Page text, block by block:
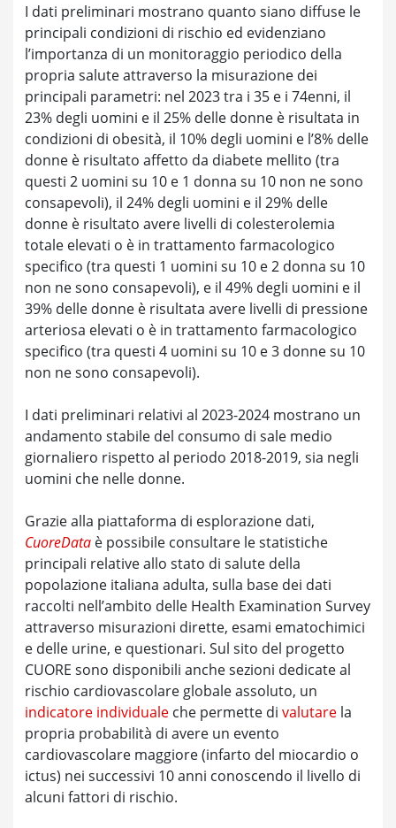
I dati preliminari mostrano quanto siano diffuse le
principali condizioni di rischio ed evidenziano
l’importanza di un monitoraggio periodico della
propria salute attraverso la misurazione dei
principali parametri: nel 2023 tra i 35 e i 74enni, il
23% degli uomini e il 25% delle donne è risultata in
condizioni di obesità, il 10% degli uomini e l’8% delle
donne è risultato affetto da diabete mellito (tra
questi 2 uomini su 10 e 1 donna su 10 non ne sono
consapevoli), il 24% degli uomini e il 29% delle
donne è risultato avere livelli di colesterolemia
totale elevati o è in trattamento farmacologico
specifico (tra questi 1 uomini su 10 e 2 donna su 10
non ne sono consapevoli), e il 49% degli uomini e il
39% delle donne è risultata avere livelli di pressione
arteriosa elevati o è in trattamento farmacologico
specifico (tra questi 4 uomini su 10 e 3 donne su 10
non ne sono consapevoli).
I dati preliminari relativi al 2023-2024 mostrano un
andamento stabile del consumo di sale medio
giornaliero rispetto al periodo 2018-2019, sia negli
uomini che nelle donne.
Grazie alla piattaforma di esplorazione dati,
CuoreData è possibile consultare le statistiche
principali relative allo stato di salute della
popolazione italiana adulta, sulla base dei dati
raccolti nell’ambito delle Health Examination Survey
attraverso misurazioni dirette, esami ematochimici
e delle urine, e questionari. Sul sito del progetto
CUORE sono disponibili anche sezioni dedicate al
rischio cardiovascolare globale assoluto, un
indicatore individuale che permette di valutare la
propria probabilità di avere un evento
cardiovascolare maggiore (infarto del miocardio o
ictus) nei successivi 10 anni conoscendo il livello di
alcuni fattori di rischio.